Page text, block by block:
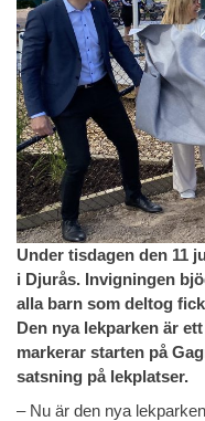
Under tisdagen den 11
i Djurås. Invigningen
alla barn som deltog
Den nya lekparken är
markerar starten på
satsning på lekplatser.
– Nu är den nya